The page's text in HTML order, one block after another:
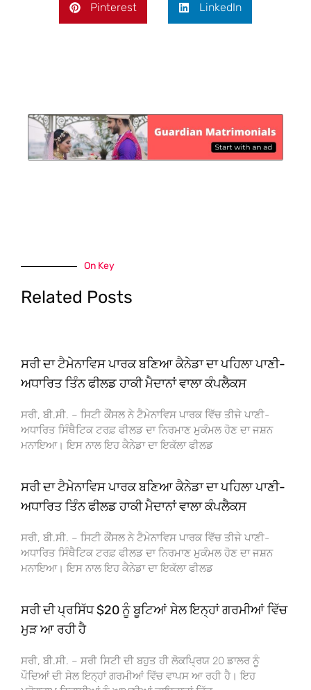
Pinterest LinkedIn
On Key
Related Posts
ਸਰੀ ਦਾ ਟੈਮੇਨਾਵਿਸ ਪਾਰਕ ਬਣਿਆ ਕੈਨੇਡਾ ਦਾ ਪਹਿਲਾ ਪਾਣੀ-
ਅਧਾਰਿਤ ਤਿੰਨ ਫੀਲਡ ਹਾਕੀ ਮੈਦਾਨਾਂ ਵਾਲਾ ਕੰਪਲੈਕਸ
ਸਰੀ, ਬੀ.ਸੀ. – ਸਿਟੀ ਕੌਂਸਲ ਨੇ ਟੈਮੇਨਾਵਿਸ ਪਾਰਕ ਵਿੱਚ ਤੀਜੇ ਪਾਣੀ-
ਅਧਾਰਿਤ ਸਿੰਥੈਟਿਕ ਟਰਫ਼ ਫੀਲਡ ਦਾ ਨਿਰਮਾਣ ਮੁਕੰਮਲ ਹੋਣ ਦਾ ਜਸ਼ਨ
ਮਨਾਇਆ। ਇਸ ਨਾਲ ਇਹ ਕੈਨੇਡਾ ਦਾ ਇਕੱਲਾ ਫੀਲਡ
ਸਰੀ ਦਾ ਟੈਮੇਨਾਵਿਸ ਪਾਰਕ ਬਣਿਆ ਕੈਨੇਡਾ ਦਾ ਪਹਿਲਾ ਪਾਣੀ-
ਅਧਾਰਿਤ ਤਿੰਨ ਫੀਲਡ ਹਾਕੀ ਮੈਦਾਨਾਂ ਵਾਲਾ ਕੰਪਲੈਕਸ
ਸਰੀ, ਬੀ.ਸੀ. – ਸਿਟੀ ਕੌਂਸਲ ਨੇ ਟੈਮੇਨਾਵਿਸ ਪਾਰਕ ਵਿੱਚ ਤੀਜੇ ਪਾਣੀ-
ਅਧਾਰਿਤ ਸਿੰਥੈਟਿਕ ਟਰਫ਼ ਫੀਲਡ ਦਾ ਨਿਰਮਾਣ ਮੁਕੰਮਲ ਹੋਣ ਦਾ ਜਸ਼ਨ
ਮਨਾਇਆ। ਇਸ ਨਾਲ ਇਹ ਕੈਨੇਡਾ ਦਾ ਇਕੱਲਾ ਫੀਲਡ
ਸਰੀ ਦੀ ਪ੍ਰਸਿੱਧ $20 ਨੂੰ ਬੂਟਿਆਂ ਸੇਲ ਇਨ੍ਹਾਂ ਗਰਮੀਆਂ ਵਿੱਚ
ਮੁੜ ਆ ਰਹੀ ਹੈ
ਸਰੀ, ਬੀ.ਸੀ. – ਸਰੀ ਸਿਟੀ ਦੀ ਬਹੁਤ ਹੀ ਲੋਕਪ੍ਰਿਯ 20 ਡਾਲਰ ਨੂੰ
ਪੌਦਿਆਂ ਦੀ ਸੇਲ ਇਨ੍ਹਾਂ ਗਰਮੀਆਂ ਵਿੱਚ ਵਾਪਸ ਆ ਰਹੀ ਹੈ। ਇਹ